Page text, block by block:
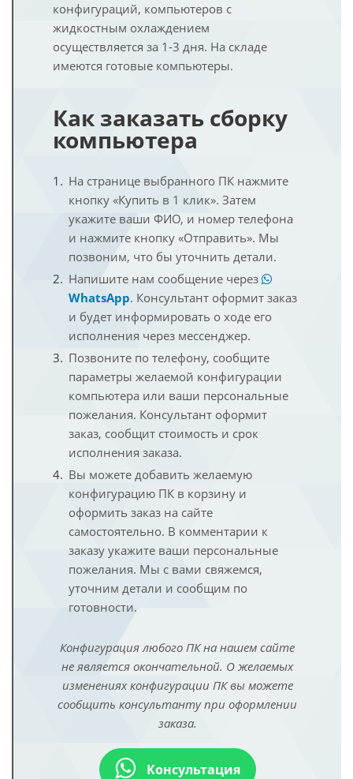
конфигураций, компьютеров с
жидкостным охлаждением
осуществляется за 1-3 дня. На складе
имеются готовые компьютеры.
Как заказать сборку
компьютера
На странице выбранного ПК нажмите
кнопку «Купить в 1 клик». Затем
укажите ваши ФИО, и номер телефона
и нажмите кнопку «Отправить». Мы
позвоним, что бы уточнить детали.
Напишите нам сообщение через
WhatsApp. Консультант оформит заказ
и будет информировать о ходе его
исполнения через мессенджер.
Позвоните по телефону, сообщите
параметры желаемой конфигурации
компьютера или ваши персональные
пожелания. Консультант оформит
заказ, сообщит стоимость и срок
исполнения заказа.
Вы можете добавить желаемую
конфигурацию ПК в корзину и
оформить заказ на сайте
самостоятельно. В комментарии к
заказу укажите ваши персональные
пожелания. Мы с вами свяжемся,
уточним детали и сообщим по
готовности.
Конфигурация любого ПК на нашем сайте
не является окончательной. О желаемых
изменениях конфигурации ПК вы можете
сообщить консультанту при оформлении
заказа.
Консультация